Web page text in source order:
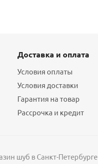
Доставка и оплата
Условия оплаты
Условия доставки
Гарантия на товар
Рассрочка и кредит
шуб в Санкт-Петербурге